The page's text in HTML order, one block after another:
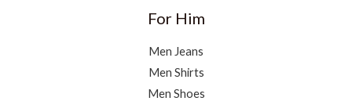
For Him
Men Jeans
Men Shirts
Men Shoes